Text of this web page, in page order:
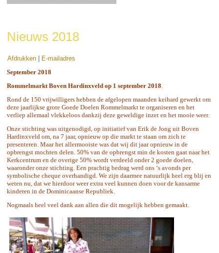
Nieuws 2018
Afdrukken
E-mailadres
September 2018
Rommelmarkt Boven Hardinxveld op 1 september 2018
Rond de 150 vrijwilligers hebben de afgelopen maanden keihard gewerkt om
deze jaarlijkse grote Goede Doelen Rommelmarkt te organiseren en het
verliep allemaal vlekkeloos dankzij deze geweldige inzet en het mooie weer.
Onze stichting was uitgenodigd, op initiatief van Erik de Jong uit Boven
Hardinxveld om, na 7 jaar, opnieuw op die markt te staan om zich te
presenteren. Maar het allermooiste was dat wij dit jaar opnieuw in de
opbrengst mochten delen. 50% van de opbrengst min de kosten gaat naar het
Kerkcentrum en de overige 50% wordt verdeeld onder 2 goede doelen,
waaronder onze stichting. Een prachtig bedrag werd ons ‘s avonds per
symbolische cheque overhandigd. We zijn daarmee natuurlijk heel erg blij en
weten nu, dat we hierdoor weer extra veel kunnen doen voor de kansarme
kinderen in de Dominicaanse Republiek.
Nogmaals heel veel dank aan allen die dit mogelijk hebben gemaakt.